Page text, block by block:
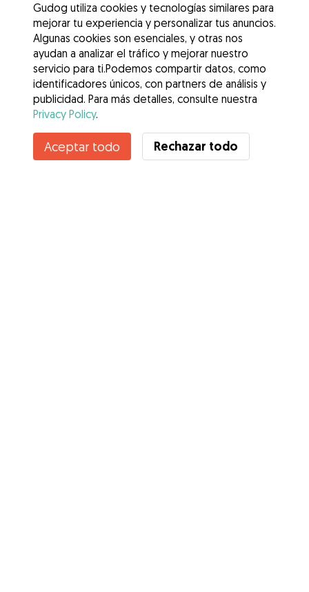
Gudog utiliza cookies y tecnologías similares para
mejorar tu experiencia y personalizar tus anuncios.
Algunas cookies son esenciales, y otras nos
ayudan a analizar el tráfico y mejorar nuestro
servicio para ti.Podemos compartir datos, como
identificadores únicos, con partners de análisis y
publicidad. Para más detalles, consulte nuestra
Privacy Policy.
Aceptar todo Rechazar todo